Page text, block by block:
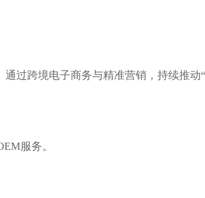
过跨境电子商务与精准营销，持续推动“
服务。